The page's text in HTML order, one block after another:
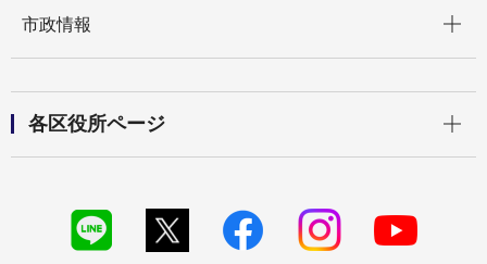
市政情報
各区役所ページ